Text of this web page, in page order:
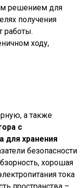
решением для
получения
работы.
ходу,
а также
с
для хранения
безопасности
хорошая
тока